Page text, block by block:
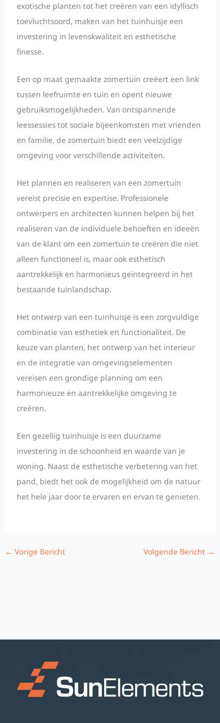
exotische planten tot het creëren van een idyllisch
toevluchtsoord, maken van het tuinhuisje een
investering in levenskwaliteit en esthetische
finesse.
Een op maat gemaakte zomertuin creëert een link
tussen leefruimte en tuin en opent nieuwe
gebruiksmogelijkheden. Van ontspannende
leessessies tot sociale bijeenkomsten met vrienden
en familie, de zomertuin biedt een veelzijdige
omgeving voor verschillende activiteiten.
Het plannen en realiseren van een zomertuin
vereist precisie en expertise. Professionele
ontwerpers en architecten kunnen helpen bij het
realiseren van de individuele behoeften en ideeën
van de klant om een zomertuin te creëren die niet
alleen functioneel is, maar ook esthetisch
aantrekkelijk en harmonieus geïntegreerd in het
bestaande tuinlandschap.
Het ontwerp van een tuinhuisje is een zorgvuldige
combinatie van esthetiek en functionaliteit. De
keuze van planten, het ontwerp van het interieur
en de integratie van omgevingselementen
vereisen een grondige planning om een
harmonieuze en aantrekkelijke omgeving te
creëren.
Een gezellig tuinhuisje is een duurzame
investering in de schoonheid en waarde van je
woning. Naast de esthetische verbetering van het
pand, biedt het ook de mogelijkheid om de natuur
het hele jaar door te ervaren en ervan te genieten.
← Vorige Bericht Volgende Bericht →